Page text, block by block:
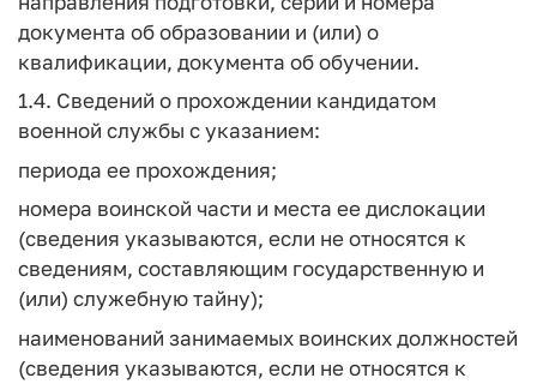
документа об образовании и (или) о
квалификации, документа об обучении.
1.4. Сведений о прохождении кандидатом
военной службы с указанием:
периода ее прохождения;
номера воинской части и места ее дислокации
(сведения указываются, если не относятся к
сведениям, составляющим государственную и
(или) служебную тайну);
наименований занимаемых воинских должностей
(сведения указываются, если не относятся к